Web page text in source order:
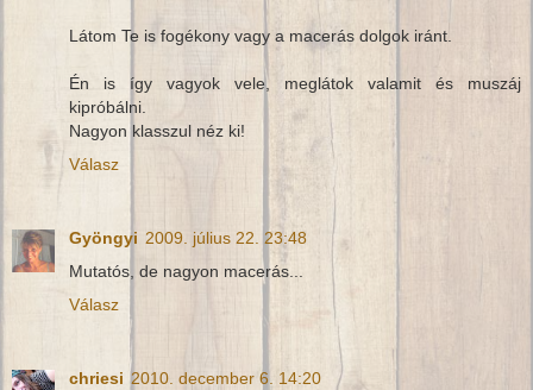
Látom Te is fogékony vagy a macerás dolgok iránt.
Én is így vagyok vele, meglátok valamit és muszáj
kipróbálni.
Nagyon klasszul néz ki!
Válasz
Gyöngyi 2009. július 22. 23:48
Mutatós, de nagyon macerás...
Válasz
chriesi 2010. december 6. 14:20